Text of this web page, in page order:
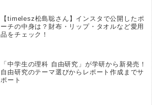
【timelesz松島聡さん】インスタで公開したポ
ーチの中身は？財布・リップ・タオルなど愛用
品をチェック！
「中学生の理科 自由研究」が学研から新発売！
自由研究のテーマ選びからレポート作成までサ
ポート